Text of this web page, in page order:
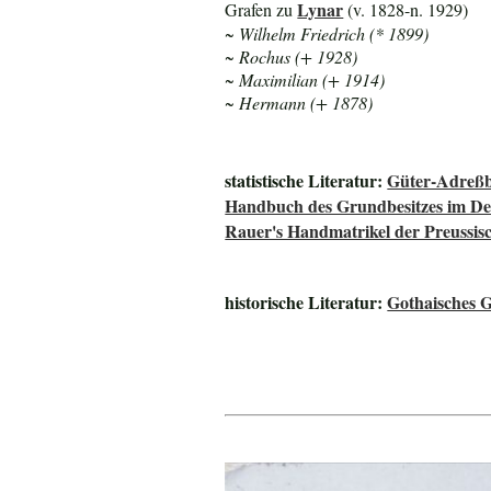
Grafen zuLynar(v. 1828-n. 1929)
~ Wilhelm Friedrich (* 1899)
~ Rochus (+ 1928)
~ Maximilian (+ 1914)
~ Hermann (+ 1878)
statistische Literatur:Güter-
Handbuch des Grundbesitzes im
Rauer's Handmatrikel der
historische Literatur:Gothaisches